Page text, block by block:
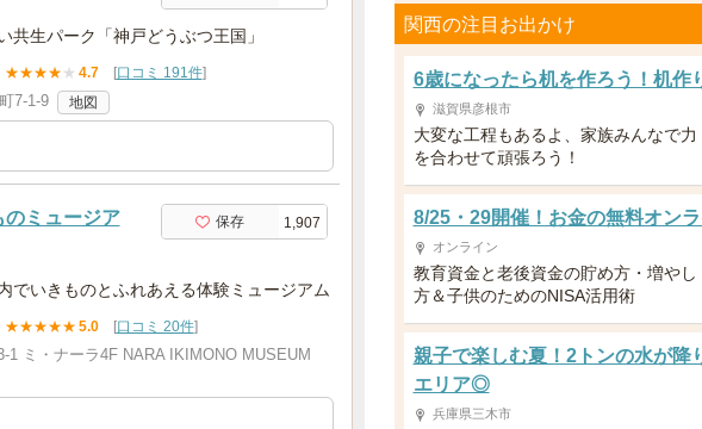
共生パーク「神戸どうぶつ王国」
★★★★ ★ 4.7 [口コミ 191件]
7-1-9 地図
のミュージア
保存 1,907
でいきものとふれあえる体験ミュージアム
★★★★★ 5.0 [口コミ 20件]
1 ミ・ナーラ4F NARA IKIMONO MUSEUM
関西の注目お出かけ
6歳になったら机を作ろう！机作
滋賀県彦根市
大変な工程もあるよ、家族みんなで力
を合わせて頑張ろう！
8/25・29開催！お金の無料オン
オンライン
教育資金と老後資金の貯め方・増やし
方＆子供のためのNISA活用術
親子で楽しむ夏！2トンの水が降
エリア◎
兵庫県三木市